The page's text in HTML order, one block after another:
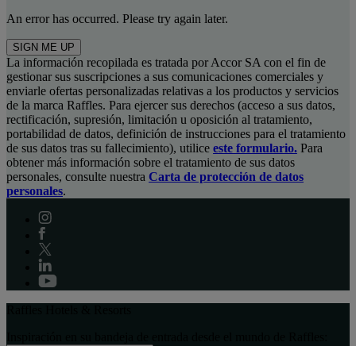
An error has occurred. Please try again later.
SIGN ME UP
La información recopilada es tratada por Accor SA con el fin de
gestionar sus suscripciones a sus comunicaciones comerciales y
enviarle ofertas personalizadas relativas a los productos y servicios
de la marca Raffles. Para ejercer sus derechos (acceso a sus datos,
rectificación, supresión, limitación u oposición al tratamiento,
portabilidad de datos, definición de instrucciones para el tratamiento
de sus datos tras su fallecimiento), utilice este formulario. Para
obtener más información sobre el tratamiento de sus datos
personales, consulte nuestra Carta de protección de datos
personales.